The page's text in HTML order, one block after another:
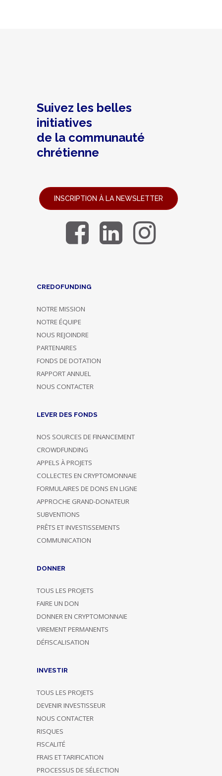
Suivez les belles
initiatives
de la communauté
chrétienne
INSCRIPTION À LA NEWSLETTER
CREDOFUNDING
NOTRE MISSION
NOTRE ÉQUIPE
NOUS REJOINDRE
PARTENAIRES
FONDS DE DOTATION
RAPPORT ANNUEL
NOUS CONTACTER
LEVER DES FONDS
NOS SOURCES DE FINANCEMENT
CROWDFUNDING
APPELS À PROJETS
COLLECTES EN CRYPTOMONNAIE
FORMULAIRES DE DONS EN LIGNE
APPROCHE GRAND-DONATEUR
SUBVENTIONS
PRÊTS ET INVESTISSEMENTS
COMMUNICATION
DONNER
TOUS LES PROJETS
FAIRE UN DON
DONNER EN CRYPTOMONNAIE
VIREMENT PERMANENTS
DÉFISCALISATION
INVESTIR
TOUS LES PROJETS
DEVENIR INVESTISSEUR
NOUS CONTACTER
RISQUES
FISCALITÉ
FRAIS ET TARIFICATION
PROCESSUS DE SÉLECTION